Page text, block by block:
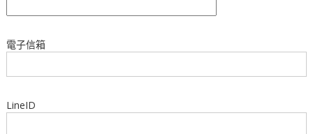
k
電子信箱
LineID